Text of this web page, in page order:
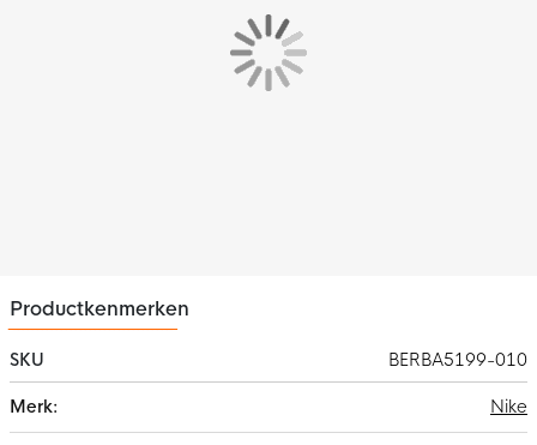
Productkenmerken
SKU
BERBA5199-010
informatie
Nike